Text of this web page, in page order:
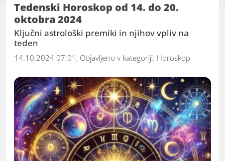
odločitve in izboljšati vaše življenje. Ne glede
na to, ali iščete globlji vpogled v svoje življenje
ali preprosto radovedni, kaj vam prinaša
prihodnost, je naša skupina vaš vodnik po
Tedenski Horoskop od 14. do 20.
oktobra 2024
Ključni astrološki premiki in njihov vpliv na
teden
14.10.2024 07:01, Objavljeno v kategoriji: Horoskop